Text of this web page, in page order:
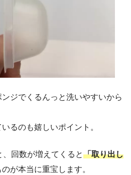
ジでくるんっと洗いやすいから
るのも嬉しいポイント。
回数が増えてくると「取り出し
のが本当に重宝します。